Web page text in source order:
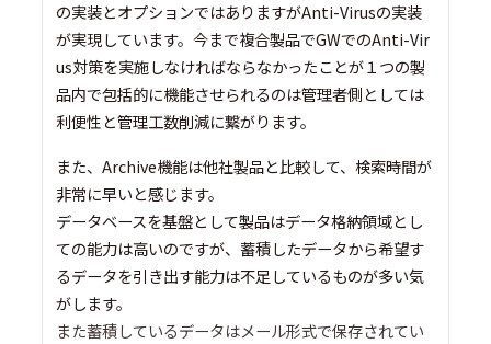
の実装とオプションではありますがAnti-Virusの実装
が実現しています。今まで複合製品でGWでのAnti-Vir
us対策を実施しなければならなかったことが１つの製
品内で包括的に機能させられるのは管理者側としては
利便性と管理工数削減に繋がります。
また、Archive機能は他社製品と比較して、検索時間が
非常に早いと感じます。
データベースを基盤として製品はデータ格納領域とし
ての能力は高いのですが、蓄積したデータから希望す
るデータを引き出す能力は不足しているものが多い気
がします。
また蓄積しているデータはメール形式で保存されてい